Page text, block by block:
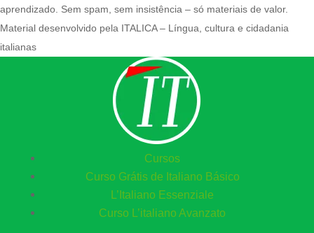
aprendizado. Sem spam, sem insistência – só materiais de valor.
Material desenvolvido pela ITALICA – Língua, cultura e cidadania
italianas
Cursos
Curso Grátis de Italiano Básico​
L’Italiano Essenziale
Curso L’italiano Avanzato